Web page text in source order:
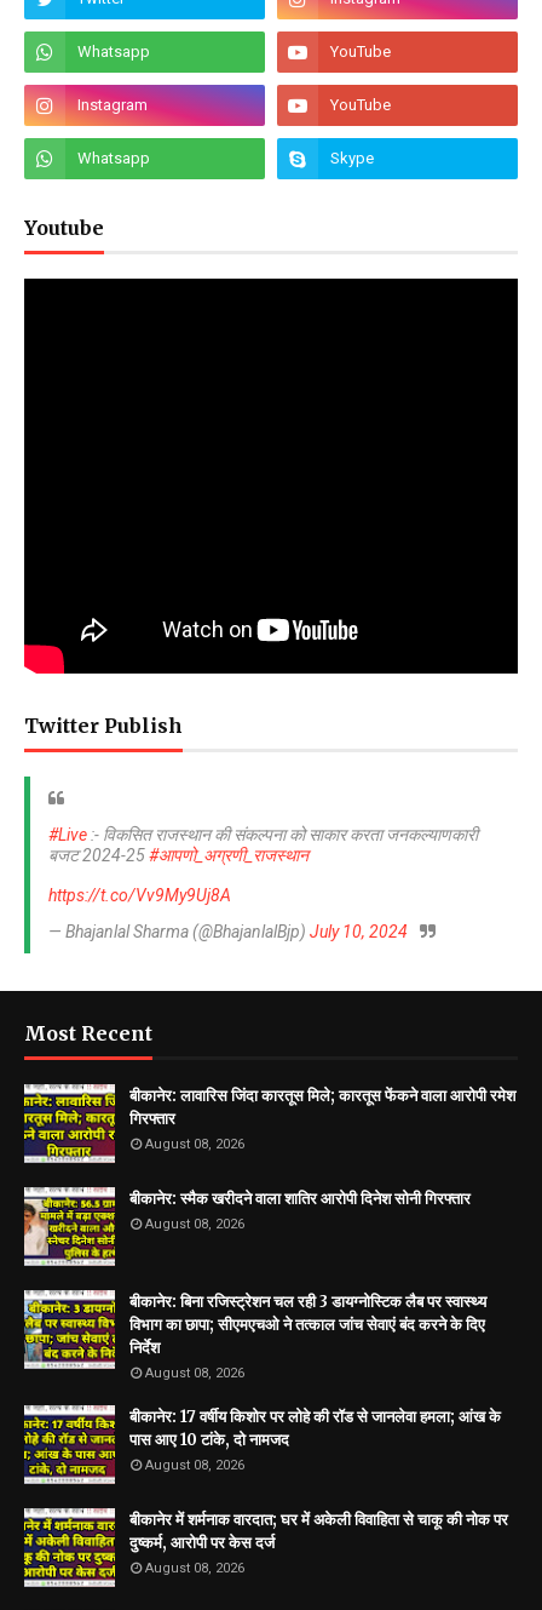
Youtube
Twitter Publish
#Live :- विकसित राजस्थान की संकल्पना को साकार करता जनकल्याणकारी
बजट 2024-25#आपणो_अग्रणी_राजस्थान
https://t.co/Vv9My9Uj8A
— Bhajanlal Sharma (@BhajanlalBjp) July 10, 2024
Most Recent
बीकानेर: लावारिस जिंदा कारतूस मिले; कारतूस फेंकने वाला आरोपी रमेश
गिरफ्तार
August 08, 2026
बीकानेर: स्मैक खरीदने वाला शातिर आरोपी दिनेश सोनी गिरफ्तार
August 08, 2026
बीकानेर: बिना रजिस्ट्रेशन चल रही 3 डायग्नोस्टिक लैब पर स्वास्थ्य
विभाग का छापा; सीएमएचओ ने तत्काल जांच सेवाएं बंद करने के दिए
निर्देश
August 08, 2026
बीकानेर: 17 वर्षीय किशोर पर लोहे की रॉड से जानलेवा हमला; आंख के
पास आए 10 टांके, दो नामजद
August 08, 2026
बीकानेर में शर्मनाक वारदात; घर में अकेली विवाहिता से चाकू की नोक पर
दुष्कर्म, आरोपी पर केस दर्ज
August 08, 2026